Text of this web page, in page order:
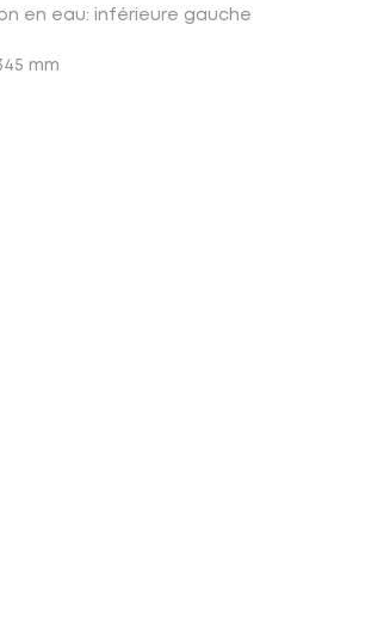
en eau: inférieure gauche
mm